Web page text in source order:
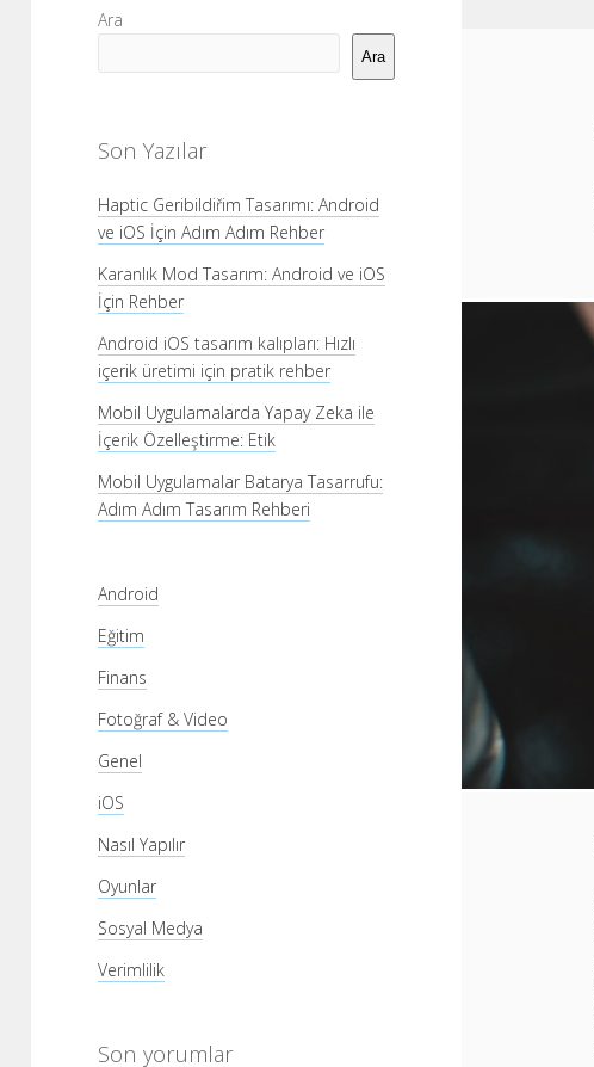
Yan
Menü
Ara
Ara
Son Yazılar
Haptic Geribildiřim Tasarımı: Android
ve iOS İçin Adım Adım Rehber
Karanlık Mod Tasarım: Android ve iOS
İçin Rehber
Android iOS tasarım kalıpları: Hızlı
içerik üretimi için pratik rehber
Mobil Uygulamalarda Yapay Zeka ile
İçerik Özelleştirme: Etik
Mobil Uygulamalar Batarya Tasarrufu:
Adım Adım Tasarım Rehberi
Android
Eğitim
Finans
Fotoğraf & Video
Genel
iOS
Nasıl Yapılır
Oyunlar
Sosyal Medya
Verimlilik
Son yorumlar